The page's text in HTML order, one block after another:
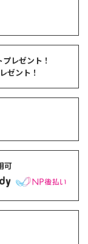
レゼント！
ゼント！
可